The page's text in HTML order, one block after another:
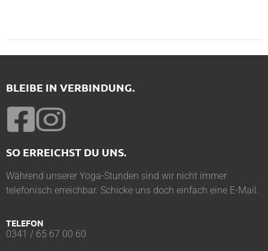
BLEIBE IN VERBINDUNG.
SO ERREICHST DU UNS.
Während unserer Yoga-Stunden sind wir nicht immer
telefonisch erreichbar. Schicke uns doch einfach eine E-Mail.
TELEFON
0341 / 65 67 00 60